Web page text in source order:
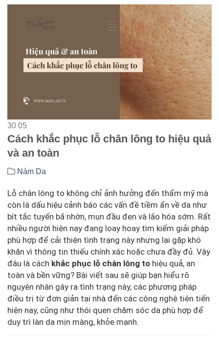
30 05
Cách khắc phục lỗ chân lông to hiệu quả
và an toàn
Nám Da
Lỗ chân lông to không chỉ ảnh hưởng đến thẩm mỹ mà
còn là dấu hiệu cảnh báo các vấn đề tiềm ẩn về da như
bít tắc tuyến bã nhờn, mụn đầu đen và lão hóa sớm. Rất
nhiều người hiện nay đang loay hoay tìm kiếm giải pháp
phù hợp để cải thiện tình trạng này nhưng lại gặp khó
khăn vì thông tin thiếu chính xác hoặc chưa đầy đủ. Vậy
đâu là cách khắc phục lỗ chân lông to hiệu quả, an
toàn và bền vững? Bài viết sau sẽ giúp bạn hiểu rõ
nguyên nhân gây ra tình trạng này, các phương pháp
điều trị từ đơn giản tại nhà đến các công nghệ tiên tiến
hiện nay, cũng như thói quen chăm sóc da phù hợp để
duy trì làn da mịn màng, khỏe mạnh.